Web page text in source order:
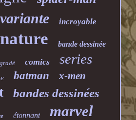
variante incroyable
bande dessinée
gradé comics series
batman x-men
bandes dessinées
étonnant marvel